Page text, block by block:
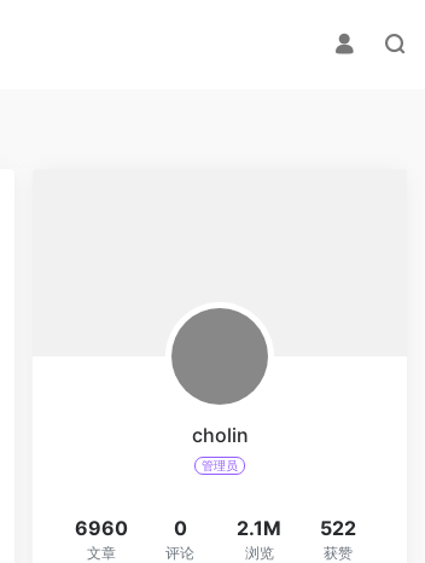
cholin
管理员
6960
文章
0
评论
2.1M
浏览
522
获赞